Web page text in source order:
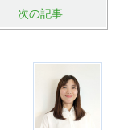
次の記事